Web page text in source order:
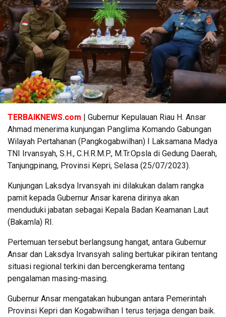
TERBAIKNEWS.com | Gubernur Kepulauan Riau H. Ansar
Ahmad menerima kunjungan Panglima Komando Gabungan
Wilayah Pertahanan (Pangkogabwilhan) I Laksamana Madya
TNI Irvansyah, S.H., C.H.R.M.P., M.Tr.Opsla di Gedung Daerah,
Tanjungpinang, Provinsi Kepri, Selasa (25/07/2023).
Kunjungan Laksdya Irvansyah ini dilakukan dalam rangka
pamit kepada Gubernur Ansar karena dirinya akan
menduduki jabatan sebagai Kepala Badan Keamanan Laut
(Bakamla) RI.
Pertemuan tersebut berlangsung hangat, antara Gubernur
Ansar dan Laksdya Irvansyah saling bertukar pikiran tentang
situasi regional terkini dan bercengkerama tentang
pengalaman masing-masing.
Gubernur Ansar mengatakan hubungan antara Pemerintah
Provinsi Kepri dan Kogabwilhan I terus terjaga dengan baik.